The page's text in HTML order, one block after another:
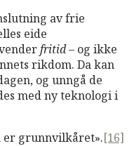
av frie
eide
fritid– og ikke
rikdom. Da kan
og unngå de
med ny teknologi i
er grunnvilkåret».[16]